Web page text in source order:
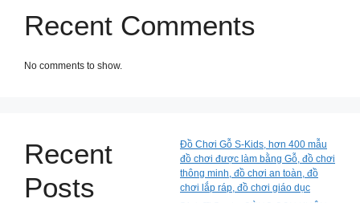
Recent Comments
No comments to show.
Recent
Posts
Đồ Chơi Gỗ S-Kids, hơn 400 mẫu
đồ chơi được làm bằng Gỗ, đồ chơi
thông minh, đồ chơi an toàn, đồ
chơi lắp ráp, đồ chơi giáo dục